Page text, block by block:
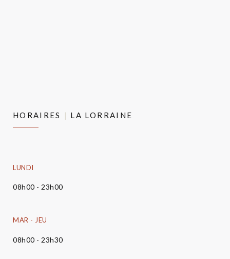
HORAIRES LA LORRAINE
LUNDI
08h00 - 23h00
MAR - JEU
08h00 - 23h30